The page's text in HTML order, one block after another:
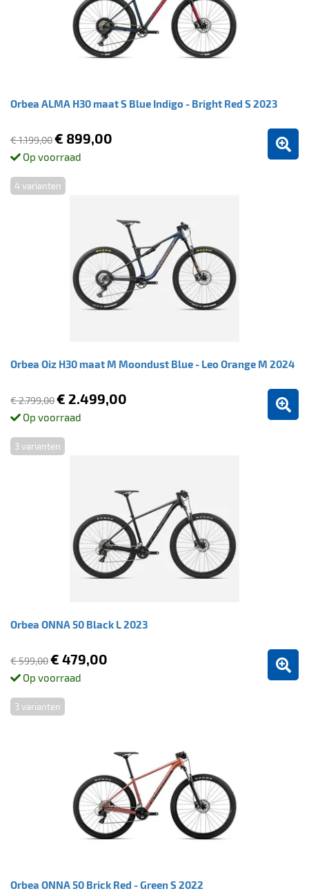
Orbea ALMA H30 maat S Blue Indigo - Bright Red S 2023
€ 1.199,00€ 899,00
Op voorraad
Orbea Oiz H30 maat M Moondust Blue - Leo Orange M 2024
4 varianten
€ 2.799,00€ 2.499,00
Op voorraad
Orbea ONNA 50 Black L 2023
3 varianten
€ 599,00€ 479,00
Op voorraad
Orbea ONNA 50 Brick Red - Green S 2022
3 varianten